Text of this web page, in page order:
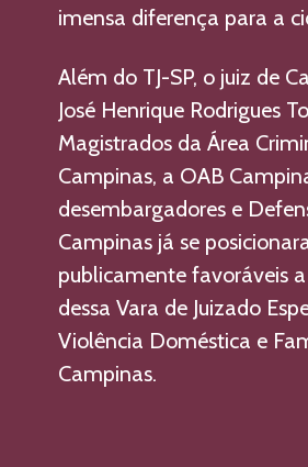
imensa diferença para a
Além do TJ-SP, o juiz de
José Henrique Rodrigues
Magistrados da Área
Campinas, a OAB
desembargadores e
Campinas já se
publicamente favoráveis
dessa Vara de Juizado
Violência Doméstica e
Campinas.